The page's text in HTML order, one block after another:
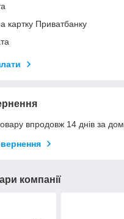
картку Приватбанку
впродовж 14 днів за
компанії